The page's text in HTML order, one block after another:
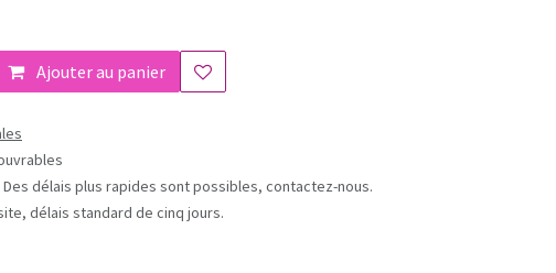
Ajouter au panier
délais plus rapides sont possibles, contactez-nous.
délais standard de cinq jours.